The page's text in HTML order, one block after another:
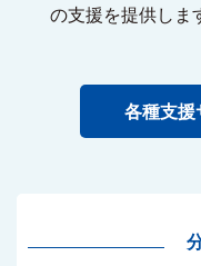
の支援を提供しま
各種支援